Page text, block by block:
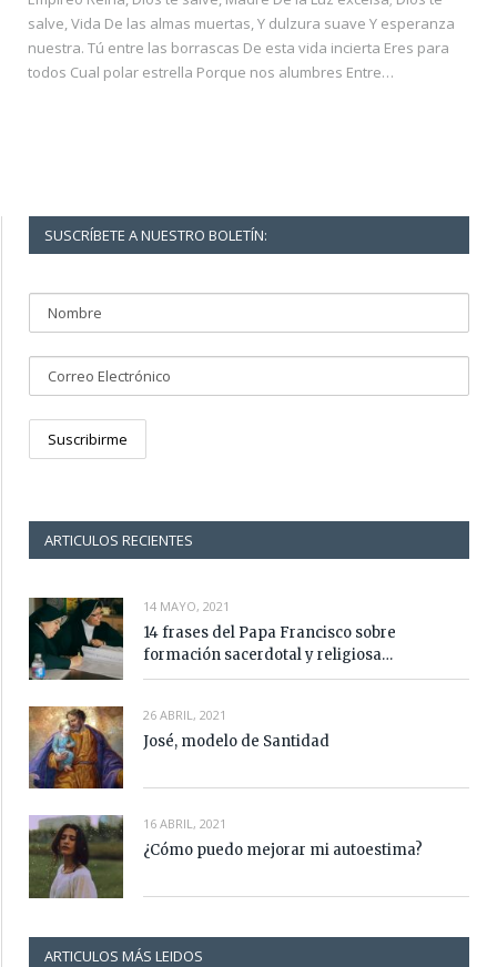
salve, Vida De las almas muertas, Y dulzura suave Y esperanza
nuestra. Tú entre las borrascas De esta vida incierta Eres para
todos Cual polar estrella Porque nos alumbres Entre…
SUSCRÍBETE A NUESTRO BOLETÍN:
ARTICULOS RECIENTES
14 MAYO, 2021
14 frases del Papa Francisco sobre
formación sacerdotal y religiosa…
26 ABRIL, 2021
José, modelo de Santidad
16 ABRIL, 2021
¿Cómo puedo mejorar mi autoestima?
ARTICULOS MÁS LEIDOS